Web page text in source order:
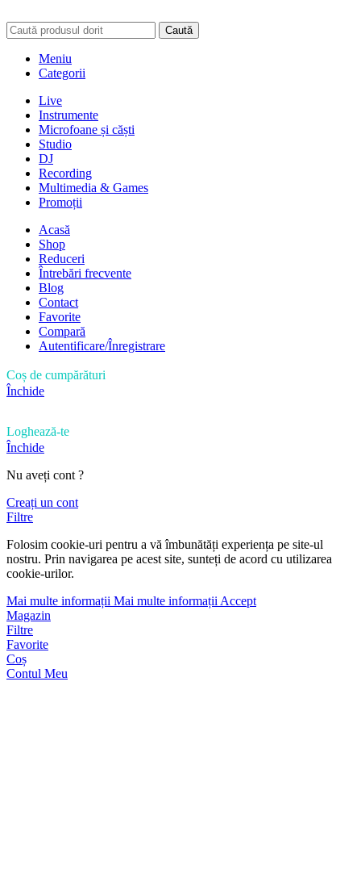
Caută
Meniu
Categorii
Live
Instrumente
Microfoane și căști
Studio
DJ
Recording
Multimedia & Games
Promoții
Acasă
Shop
Reduceri
Întrebări frecvente
Blog
Contact
Favorite
Compară
Autentificare/Înregistrare
Coș de cumpărături
Închide
Loghează-te
Închide
Nu aveți cont ?
Creați un cont
Filtre
Folosim cookie-uri pentru a vă îmbunătăți experiența pe site-ul
nostru. Prin navigarea pe acest site, sunteți de acord cu utilizarea
cookie-urilor.
Mai multe informații Mai multe informații Accept
Magazin
Filtre
Favorite
Coș
Contul Meu